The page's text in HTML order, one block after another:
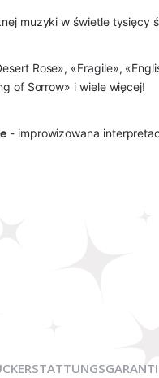
muzyki w świetle tysięcy
Rose», «Fragile»,
of Sorrow» i wiele więcej!
- improwizowana